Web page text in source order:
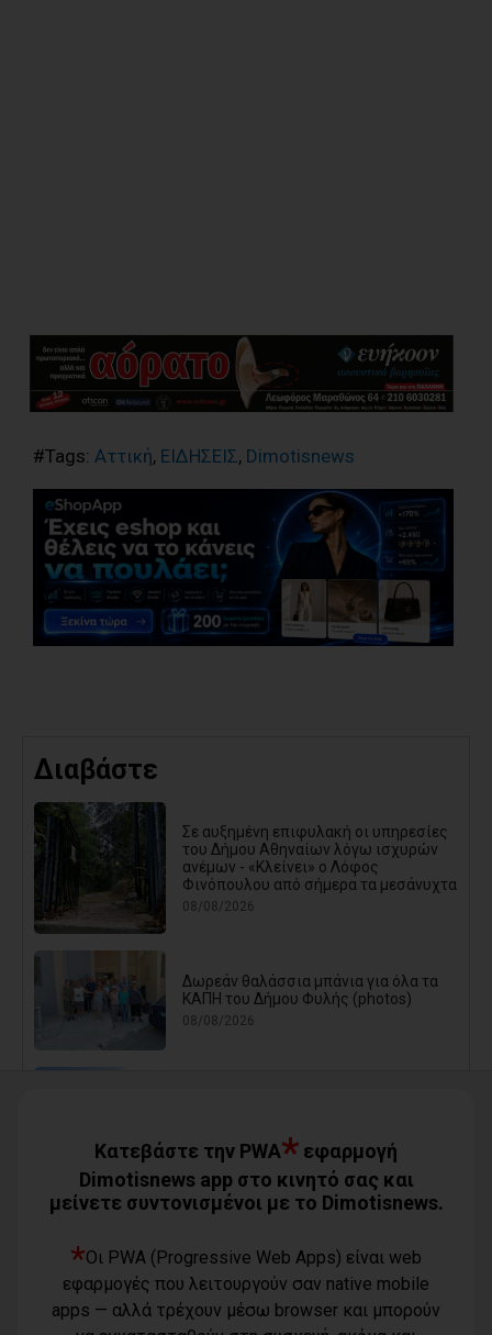
#Tags: Αττική, ΕΙΔΗΣΕΙΣ, Dimotisnews
Διαβάστε
Σε αυξημένη επιφυλακή οι υπηρεσίες
του Δήμου Αθηναίων λόγω ισχυρών
ανέμων - «Κλείνει» ο Λόφος
Φινόπουλου από σήμερα τα μεσάνυχτα
08/08/2026
Δωρεάν θαλάσσια μπάνια για όλα τα
ΚΑΠΗ του Δήμου Φυλής (photos)
08/08/2026
Χαρδαλιάς: «Καμία ανεμογεννήτρια σε
08/08/2026
Κατεβάστε την PWA* εφαρμογή
Dimotisnews app στο κινητό σας και
μείνετε συντονισμένοι με το Dimotisnews.
*Οι PWA (Progressive Web Apps) είναι web
εφαρμογές που λειτουργούν σαν native mobile
apps — αλλά τρέχουν μέσω browser και μπορούν